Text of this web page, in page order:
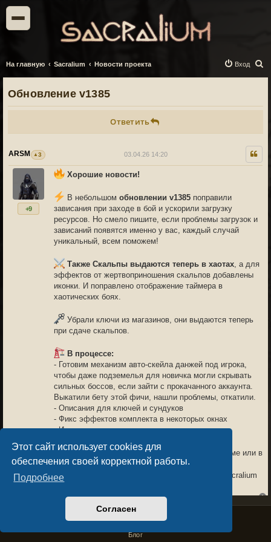
Этот сайт использует cookies для
обеспечения своей корректной работы.
Подробнее
Согласен
На главную Sacralium Новости проекта
о
Вход
Обновление v1385
Ответить
ARSM 3 03.04.26 14:20
+9
Хорошие новости!
В небольшом обновлении v1385 поправили
зависания при заходе в бой и ускорили загрузку
ресурсов. Но смело пишите, если проблемы загрузок и
зависаний появятся именно у вас, каждый случай
уникальный, всем поможем!
Также Скальпы выдаются теперь в хаотах, а для
эффектов от жертвоприношения скальпов добавлены
иконки. И поправлено отображение таймера в
хаотических боях.
Убрали ключи из магазинов, они выдаются теперь
при сдаче скальпов.
В процессе:
- Готовим механизм авто-скейла данжей под игрока,
чтобы даже подземелья для новичка могли скрывать
сильных боссов, если зайти с прокачанного аккаунта.
Выкатили бету этой фичи, нашли проблемы, откатили.
- Описания для ключей и сундуков
- Фикс эффектов комплекта в некоторых окнах
- И многое другое
Обсудить обновление можно здесь на форуме или в
чате канала https://t.me/sacraliumchat
Спасибо всем, кто с нами и помогает делать Sacralium
NEUK 03.04.26 15:44
Privacy PolicyLicense Agreement
Copyright © Sacralium Games 2023-
Блог